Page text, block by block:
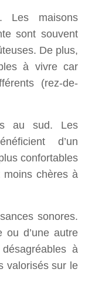
Les maisons
sont souvent
De plus,
à vivre car
(rez-de-
au sud. Les
d’un
confortables
chères à
sonores.
ou d’une autre
à
valorisés sur le